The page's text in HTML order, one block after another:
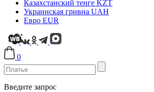
Казахстанский тенге KZT
Украинская гривна UAH
Евро EUR
0
Введите запрос